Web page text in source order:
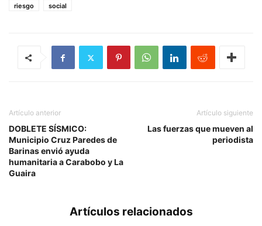
riesgo
social
Artículo anterior
DOBLETE SÍSMICO:
Municipio Cruz Paredes de
Barinas envió ayuda
humanitaria a Carabobo y La
Guaira
Artículo siguiente
Las fuerzas que mueven al
periodista
Artículos relacionados